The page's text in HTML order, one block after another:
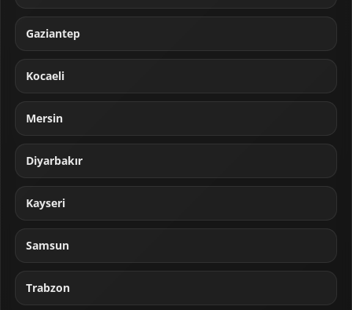
Gaziantep
Kocaeli
Mersin
Diyarbakır
Kayseri
Samsun
Trabzon